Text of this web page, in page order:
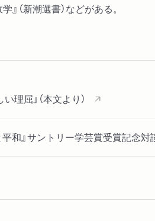
（新潮選書）などがある。
理屈」（本文より）
和』サントリー学芸賞受賞記念対